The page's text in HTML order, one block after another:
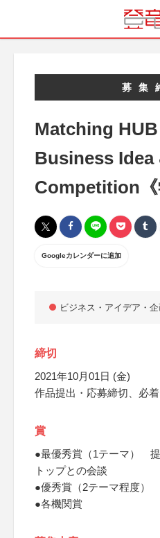
募集
Matching HUB
Business Idea
Competition《
Googleカレンダーに追加
ビジネス・アイデア・
締切
2021年10月01日 (金)
作品提出・応募締切、必着
賞
●最優秀賞（1テーマ）
トップとの会談
●優秀賞（2テーマ程度）
●各機関賞